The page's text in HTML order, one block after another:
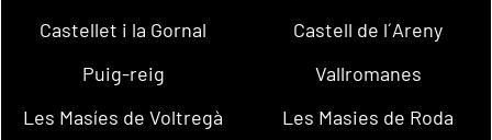
Castellet i la Gornal
Castell de l´Areny
Puig-reig
Vallromanes
Les Masíes de Voltregà
Les Masies de Roda